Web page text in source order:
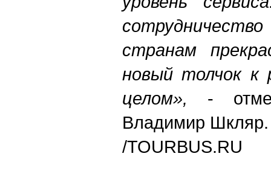
странам
новый толчок к
целом», -
Владимир Шкляр.
/TOURBUS.RU